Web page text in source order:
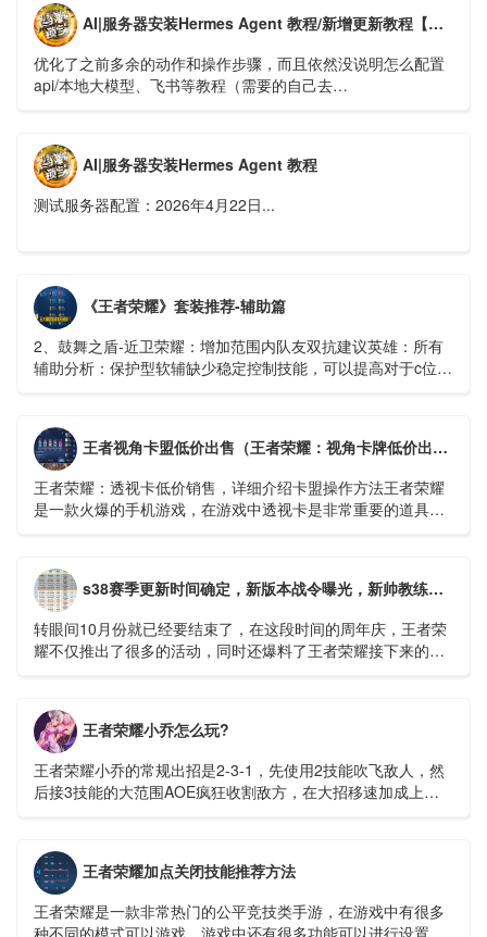
AI|服务器安装Hermes Agent 教程/新增更新教程【新版】
优化了之前多余的动作和操作步骤，而且依然没说明怎么配置
api/本地大模型、飞书等教程（需要的自己去
AI|服务器安装Hermes Agent 教程
测试服务器配置：2026年4月22日...
《王者荣耀》套装推荐-辅助篇
2、鼓舞之盾-近卫荣耀：增加范围内队友双抗建议英雄：所有
辅助分析：保护型软辅缺少稳定控制技能，可以提高对于c位的
王者视角卡盟低价出售（王者荣耀：视角卡牌低价出售，详细介绍卡盟操作方法）
王者荣耀：透视卡低价销售，详细介绍卡盟操作方法王者荣耀
是一款火爆的手机游戏，在游戏中透视卡是非常重要的道具，
s38赛季更新时间确定，新版本战令曝光，新帅教练守约，米莱迪微笑
转眼间10月份就已经要结束了，在这段时间的周年庆，王者荣
耀不仅推出了很多的活动，同时还爆料了王者荣耀接下来的很
王者荣耀小乔怎么玩?
王者荣耀小乔的常规出招是2-3-1，先使用2技能吹飞敌人，然
后接3技能的大范围AOE疯狂收割敌方，在大招移速加成上用1
王者荣耀加点关闭技能推荐方法
王者荣耀是一款非常热门的公平竞技类手游，在游戏中有很多